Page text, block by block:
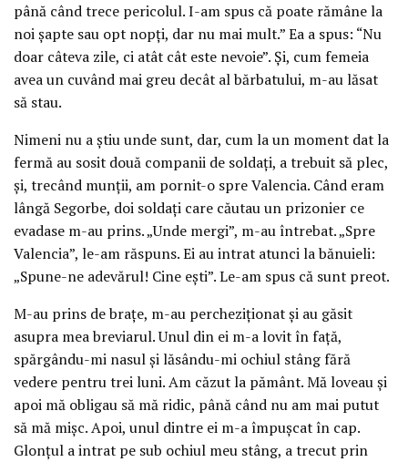
până când trece pericolul. I-am spus că poate rămâne la
noi şapte sau opt nopţi, dar nu mai mult.” Ea a spus: “Nu
doar câteva zile, ci atât cât este nevoie”. Şi, cum femeia
avea un cuvând mai greu decât al bărbatului, m-au lăsat
să stau.
Nimeni nu a ştiu unde sunt, dar, cum la un moment dat la
fermă au sosit două companii de soldaţi, a trebuit să plec,
şi, trecând munţii, am pornit-o spre Valencia. Când eram
lângă Segorbe, doi soldaţi care căutau un prizonier ce
evadase m-au prins. „Unde mergi”, m-au întrebat. „Spre
Valencia”, le-am răspuns. Ei au intrat atunci la bănuieli:
„Spune-ne adevărul! Cine eşti”. Le-am spus că sunt preot.
M-au prins de braţe, m-au percheziţionat şi au găsit
asupra mea breviarul. Unul din ei m-a lovit în faţă,
spărgându-mi nasul şi lăsându-mi ochiul stâng fără
vedere pentru trei luni. Am căzut la pământ. Mă loveau şi
apoi mă obligau să mă ridic, până când nu am mai putut
să mă mişc. Apoi, unul dintre ei m-a împuşcat în cap.
Glonţul a intrat pe sub ochiul meu stâng, a trecut prin